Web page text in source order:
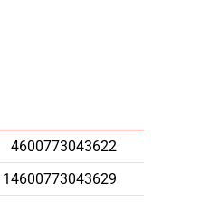
4600773043622
14600773043629